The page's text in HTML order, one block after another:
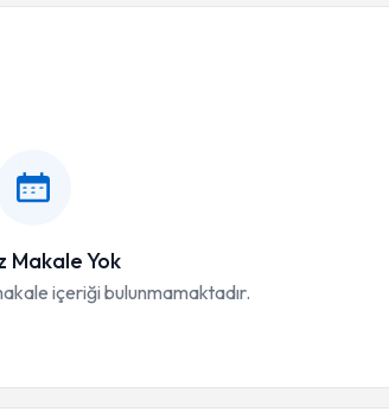
Makale Yok
içeriği bulunmamaktadır.